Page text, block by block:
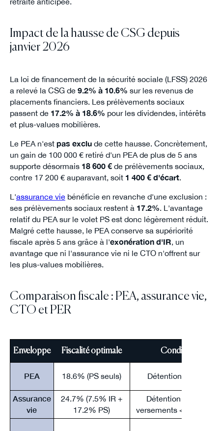
Impact de la hausse de CSG depuis
janvier 2026
La loi de financement de la sécurité sociale (LFSS) 2026
a relevé la CSG de 9.2% à 10.6% sur les revenus de
placements financiers. Les prélèvements sociaux
passent de 17.2% à 18.6% pour les dividendes, intérêts
et plus-values mobilières.
Le PEA n'est pas exclude cette hausse. Concrètement,
un gain de 100 000 € retiré d'un PEA de plus de 5 ans
supporte désormais 18 600 €de prélèvements sociaux,
contre 17 200 € auparavant, soit 1 400 € d'écart.
L'assurance viebénéficie en revanche d'une exclusion :
ses prélèvements sociaux restent à 17.2%. L'avantage
relatif du PEA sur le volet PS est donc légèrement réduit.
Malgré cette hausse, le PEA conserve sa supériorité
fiscale après 5 ans grâce à l'exonération d'IR, un
avantage que ni l'assurance vie ni le CTO n'offrent sur
les plus-values mobilières.
Comparaison fiscale : PEA, assurance vie,
CTO et PER
Enveloppe Fiscalité optimale Condition
PEA 18.6% (PS seuls) Détention > 5 ans
Assurance
vie
24.7% (7.5% IR +
17.2% PS)
Détention > 8 ans,
versements < 150 000